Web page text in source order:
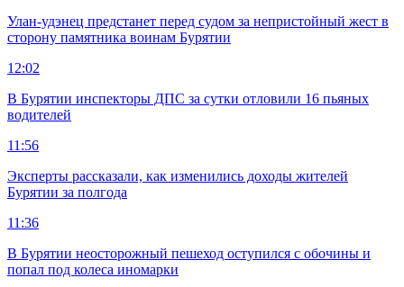
Улан-удэнец предстанет перед судом за непристойный жест в
сторону памятника воинам Бурятии
12:02
В Бурятии инспекторы ДПС за сутки отловили 16 пьяных
водителей
11:56
Эксперты рассказали, как изменились доходы жителей
Бурятии за полгода
11:36
В Бурятии неосторожный пешеход оступился с обочины и
попал под колеса иномарки